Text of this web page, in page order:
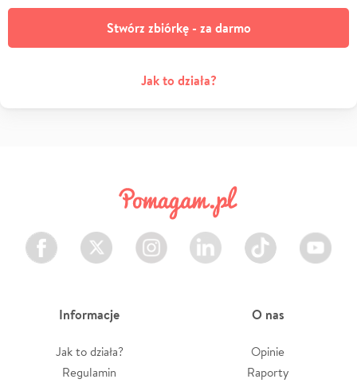
Stwórz zbiórkę - za darmo
Jak to działa?
Facebook Twitter Instagram LinkedIn TikTok Youtube
Informacje
Jak to działa?
Regulamin
O nas
Opinie
Raporty